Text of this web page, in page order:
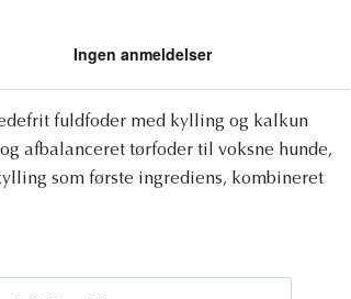
fuldfoder med kylling og kalkun
afbalanceret tørfoder til voksne hunde,
som første ingrediens, kombineret